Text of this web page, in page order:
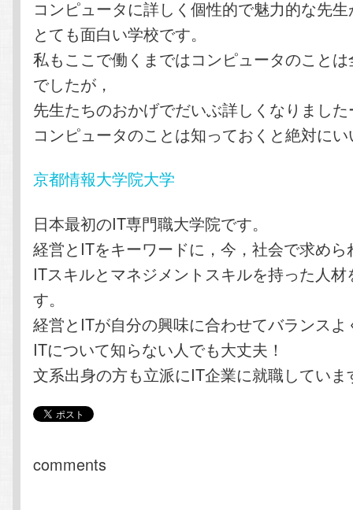
コンピュータに詳しく個性的で魅力的な先
とても面白い学校です。
私もここで働くまではコンピュータのこと
でしたが，
先生たちのおかげでだいぶ詳しくなりまし
コンピュータのことは知っておくと絶対に
京都情報大学院大学
日本最初のIT専門職大学院です。
経営とITをキーワードに，今，社会で求めら
ITスキルとマネジメントスキルを持った人
す。
経営とITが自分の興味に合わせてバランスよ
ITについて知らない人でも大丈夫！
文系出身の方も立派にIT企業に就職していま
comments